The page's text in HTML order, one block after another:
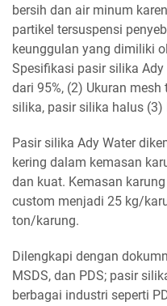
bersih dan air minum
partikel tersuspensi
keunggulan yang dimiliki
Spesifikasi pasir silika
dari 95%, (2) Ukuran
silika, pasir silika halus (3)
Pasir silika Ady Water
kering dalam kemasan
dan kuat. Kemasan
custom menjadi 25 kg/
ton/karung.
Dilengkapi dengan
MSDS, dan PDS; pasir
berbagai industri seperti